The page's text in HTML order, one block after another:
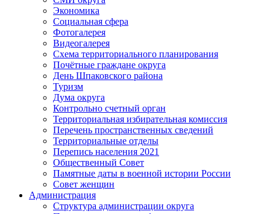
Экономика
Социальная сфера
Фотогалерея
Видеогалерея
Схема территориального планирования
Почётные граждане округа
День Шпаковского района
Туризм
Дума округа
Контрольно счетный орган
Территориальная избирательная комиссия
Перечень пространственных сведений
Территориальные отделы
Перепись населения 2021
Общественный Совет
Памятные даты в военной истории России
Совет женщин
Администрация
Структура администрации округа